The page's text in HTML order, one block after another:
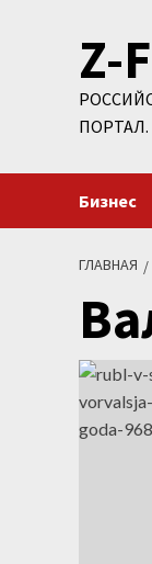
содержимому
Z-
ПОРТАЛ.
Бизнес
ГЛАВНАЯ